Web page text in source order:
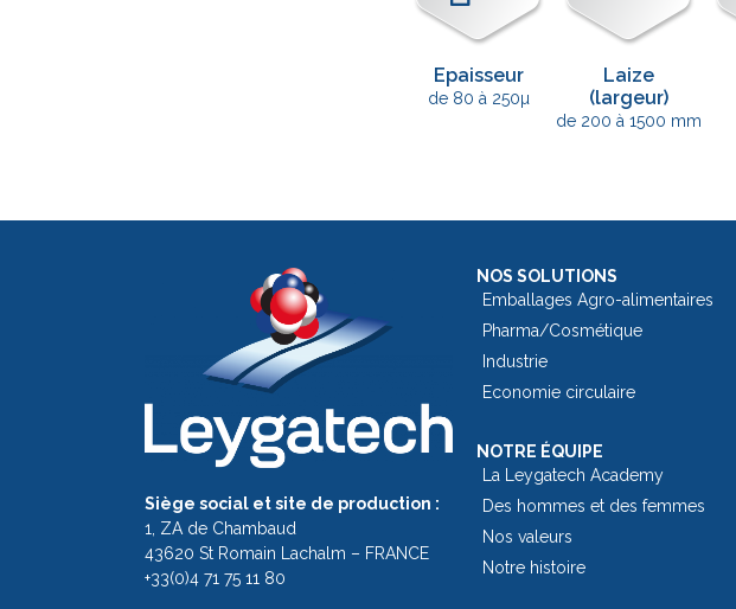
Epaisseur
de 80 à 250µ
Laize
(largeur)
de 200 à 1500 mm
Siège social et site de production :
1, ZA de Chambaud
43620 St Romain Lachalm – FRANCE
+33(0)4 71 75 11 80
NOS SOLUTIONS
Emballages Agro-alimentaires
Pharma/Cosmétique
Industrie
Economie circulaire
NOTRE ÉQUIPE
La Leygatech Academy
Des hommes et des femmes
Nos valeurs
Notre histoire